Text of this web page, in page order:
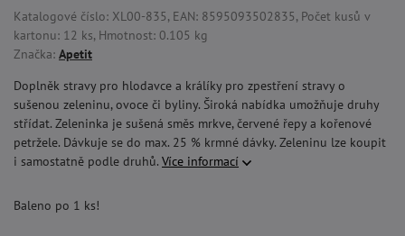
Katalogové číslo: XL00-835, EAN: 8595093502835, Počet kusů v
kartonu: 12 ks, Hmotnost: 0.105 kg
Značka: Apetit
Doplněk stravy pro hlodavce a králíky pro zpestření stravy o
sušenou zeleninu, ovoce či byliny. Široká nabídka umožňuje druhy
střídat. Zeleninka je sušená směs mrkve, červené řepy a kořenové
petržele. Dávkuje se do max. 25 % krmné dávky. Zeleninu lze koupit
i samostatně podle druhů. Více informací
Baleno po 1 ks!